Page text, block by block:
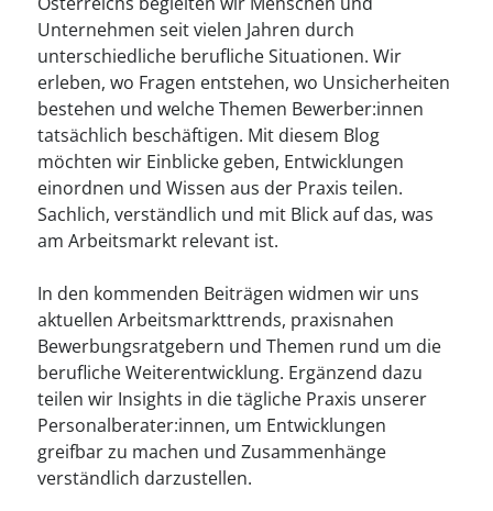
--
Unternehmen seit vielen Jahren durch
unterschiedliche berufliche Situationen. Wir
erleben, wo Fragen entstehen, wo Unsicherheiten
bestehen und welche Themen Bewerber:innen
tatsächlich beschäftigen. Mit diesem Blog
möchten wir Einblicke geben, Entwicklungen
einordnen und Wissen aus der Praxis teilen.
Sachlich, verständlich und mit Blick auf das, was
am Arbeitsmarkt relevant ist.
In den kommenden Beiträgen widmen wir uns
aktuellen Arbeitsmarkttrends, praxisnahen
Bewerbungsratgebern und Themen rund um die
berufliche Weiterentwicklung. Ergänzend dazu
teilen wir Insights in die tägliche Praxis unserer
Personalberater:innen, um Entwicklungen
greifbar zu machen und Zusammenhänge
verständlich darzustellen.